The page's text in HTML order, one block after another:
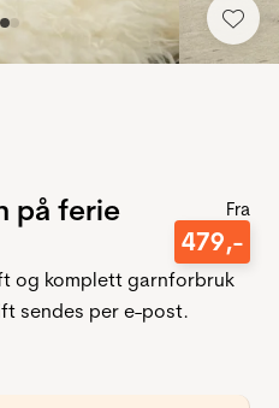
på ferie
Fra
479,-
og komplett garnforbruk
sendes per e-post.